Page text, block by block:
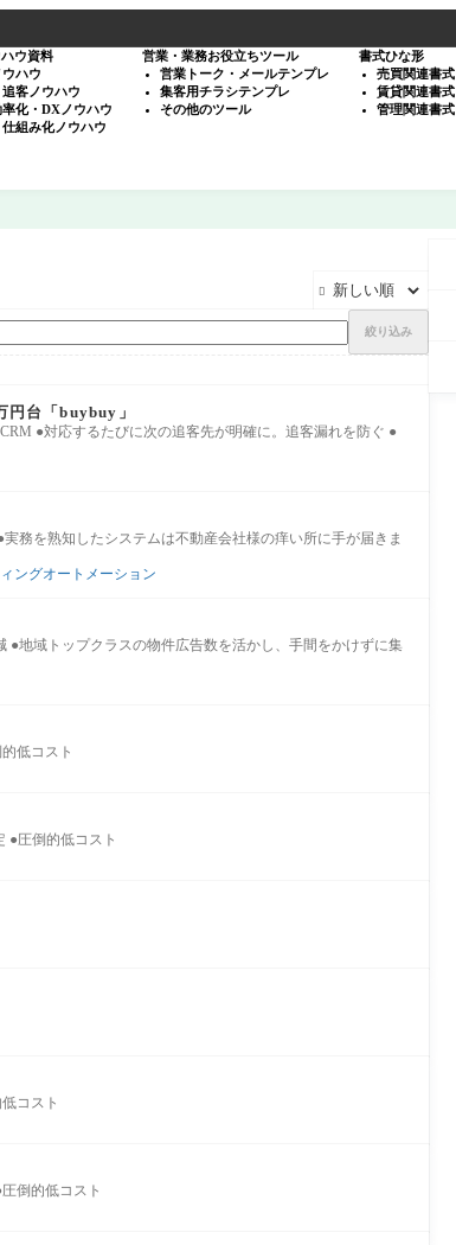
ハウ資料
ハウ
客ノウハウ
化・DXノウハウ
組み化ノウハウ
営業・業務お役立ちツール
営業トーク・メールテンプレ
集客用チラシテンプレ
その他のツール
書式ひな形
売買関連書式
賃貸関連書式
管理関連書式

絞り込み
円台「buybuy」
●対応するたびに次の追客先が明確に。追客漏れを防ぐ ●
務を熟知したシステムは不動産会社様の痒い所に手が届きま
ングオートメーション
●地域トップクラスの物件広告数を活かし、手間をかけずに集
低コスト
●圧倒的低コスト
コスト
倒的低コスト